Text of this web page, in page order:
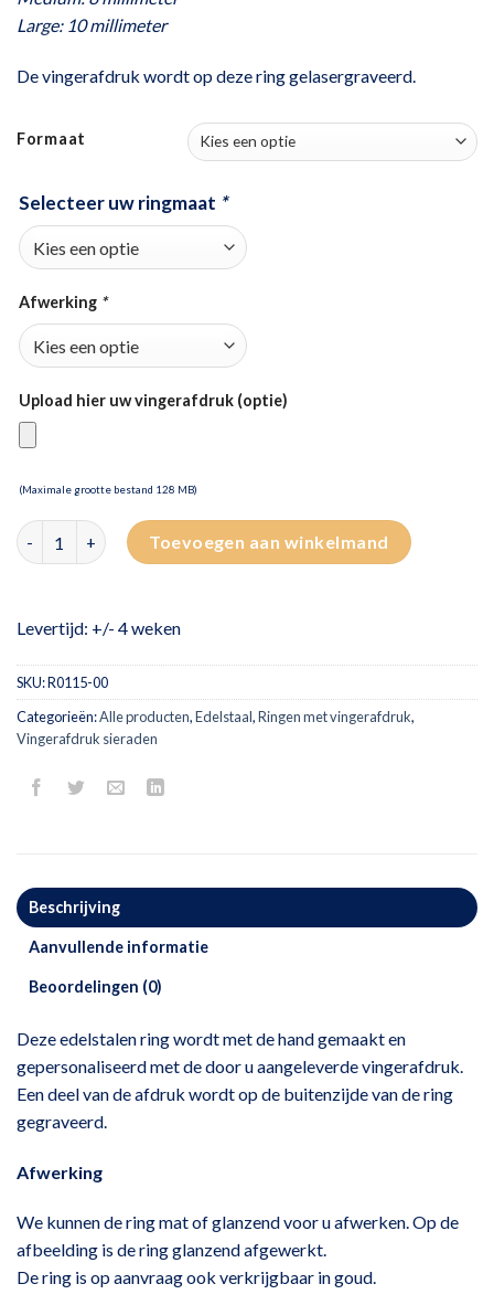
Large: 10 millimeter
De vingerafdruk wordt op deze ring gelasergraveerd.
Formaat
Selecteer uw ringmaat *
Afwerking *
Upload hier uw vingerafdruk (optie)
(Maximale grootte bestand 128 MB)
Edelstalen ring met vingerafdruk aantal
Toevoegen aan winkelmand
Levertijd: +/- 4 weken
SKU:R0115-00
Categorieën:Alle producten,Edelstaal,Ringen met vingerafdruk,
Vingerafdruk sieraden
Beschrijving
Aanvullende informatie
Beoordelingen (0)
Deze edelstalen ring wordt met de hand gemaakt en
gepersonaliseerd met de door u aangeleverde vingerafdruk.
Een deel van de afdruk wordt op de buitenzijde van de ring
gegraveerd.
Afwerking
We kunnen de ring mat of glanzend voor u afwerken. Op de
afbeelding is de ring glanzend afgewerkt.
De ring is op aanvraag ook verkrijgbaar in goud.